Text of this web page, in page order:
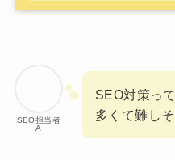
SEO担当者
A
SEO対策っ
多くて難し